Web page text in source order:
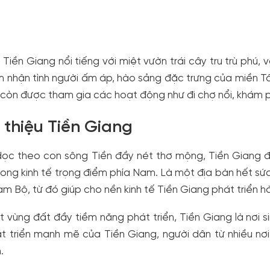
Tiền Giang nổi tiếng với miệt vườn trái cây tru trù phú,
nhận tình người ấm áp, hào sảng đặc trưng của miền
được tham gia các hoạt động như đi chợ nổi,
thiệu Tiền Giang
theo con sông Tiền đầy nét thơ mộng, Tiền Giang
kinh tế trọng điểm phía Nam. Là một địa bàn hết
Bộ, từ đó giúp cho nền kinh tế Tiền Giang phát triển
vùng đất đầy tiềm năng phát triển, Tiền Giang là nơi
triển mạnh mẽ của Tiền Giang, người dân từ nhiều